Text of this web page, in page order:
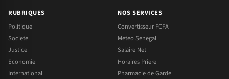
RUBRIQUES
Politique
Societe
Justice
Economie
International
NOS SERVICES
Convertisseur FCFA
Meteo Senegal
Salaire Net
Horaires Priere
Pharmacie de Garde